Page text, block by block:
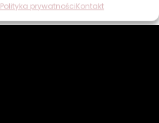
Polityka prywatnościKontakt